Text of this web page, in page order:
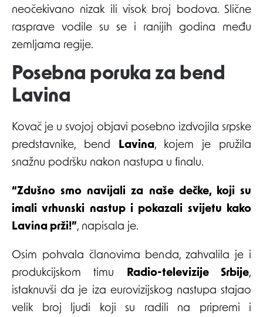
neočekivano nizak ili visok broj bodova. Slične
rasprave vodile su se i ranijih godina među
zemljama regije.
Posebna poruka za bend
Lavina
Kovač je u svojoj objavi posebno izdvojila srpske
predstavnike, bend Lavina, kojem je pružila
snažnu podršku nakon nastupa u finalu.
“Zdušno smo navijali za naše dečke, koji su
imali vrhunski nastup i pokazali svijetu kako
Lavina prži!”, napisala je.
Osim pohvala članovima benda, zahvalila je i
produkcijskom timu Radio-televizije Srbije,
istaknuvši da je iza eurovizijskog nastupa stajao
velik broj ljudi koji su radili na pripremi i